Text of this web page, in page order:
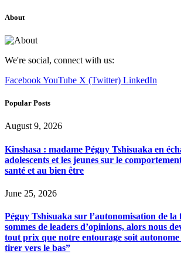
About
We're social, connect with us:
FacebookYouTube X (Twitter) LinkedIn
Popular Posts
August 9, 2026
Kinshasa : madame Péguy Tshisuaka en
adolescents et les jeunes sur le
santé et au bien être
June 25, 2026
Péguy Tshisuaka sur l’autonomisation de la
sommes de leaders d’opinions, alors nous
tout prix que notre entourage soit
tirer vers le bas”